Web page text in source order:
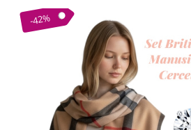
Tiare
Destinatari
Bijuterii Mirese
Reduceri
-42%